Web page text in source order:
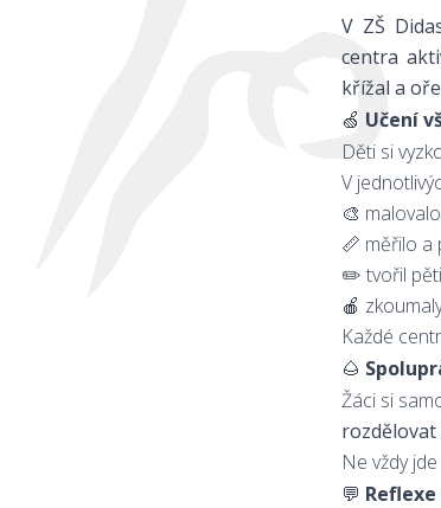
V ZŠ
centra
křížal a
🍏 Učení
Děti si
V
🎨
📏 měřilo a
✏️ tvořil
🍎
Každé
🌰
Žáci si
Ne vždy
💬